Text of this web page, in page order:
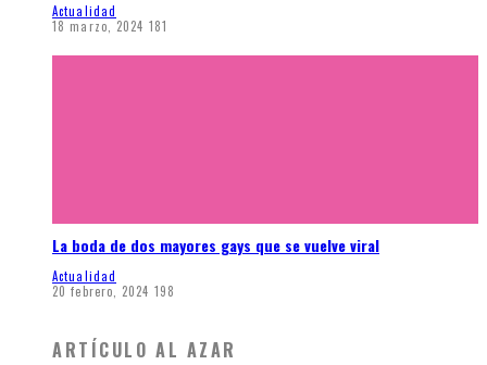
Actualidad
18 marzo, 2024 181
La boda de dos mayores gays que se vuelve viral
Actualidad
20 febrero, 2024 198
ARTÍCULO AL AZAR